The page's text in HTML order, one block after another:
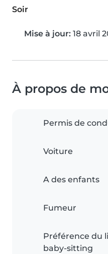
Soir
Mise à jour: 18 avril
À propos de
Permis de
Voiture
A des enfants
Fumeur
Préférence du
baby-sitting